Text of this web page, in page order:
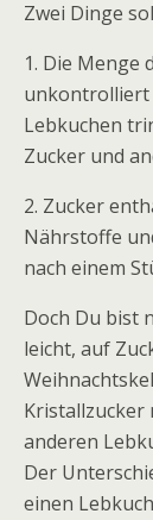
Zwei Dinge
1. Die Menge
unkontrolliert
Lebkuchen
Zucker und
2. Zucker
Nährstoffe
nach einem
Doch Du bist
leicht, auf
Kristallzucker
anderen
Der
einen